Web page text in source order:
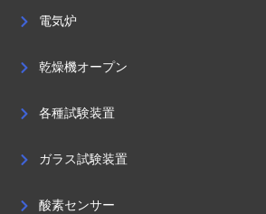
電気炉
乾燥機オープン
各種試験装置
ガラス試験装置
酸素センサー